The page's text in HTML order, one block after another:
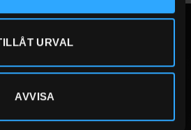
URVAL
AVVISA